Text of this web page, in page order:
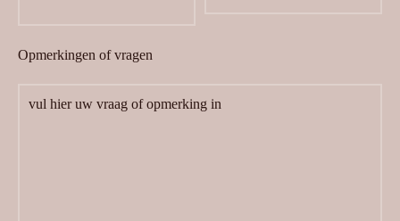
Opmerkingen of vragen